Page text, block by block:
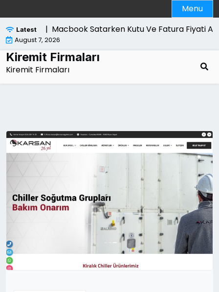
to
content
Menu
Latest
Nelerdir | Macbook Satarken Kutu Ve Fatura Fiyati
August 7, 2026
Kiremit Firmaları
Kiremit Firmaları